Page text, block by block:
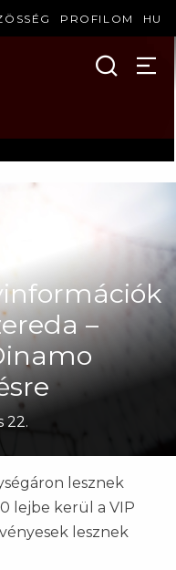
PROFILOM HU
–
22.
lesznek
lejbe kerül a VIP
lesznek